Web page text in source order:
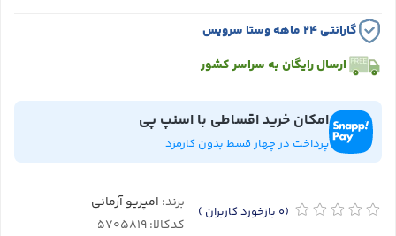
گارانتی ۲۴ ماهه وستا سرویس
ارسال رایگان به سراسر کشور
امکان خرید اقساطی با اسنپ پی
پرداخت در چهار قسط بدون کارمزد
(0 بازخورد کاربران ) برند: امپریو آرمانی
کدکالا: